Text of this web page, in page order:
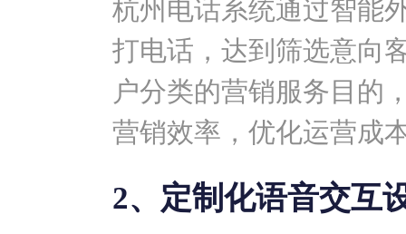
杭州电话系统通过智能
打电话，达到筛选意向
户分类的营销服务目的
营销效率，优化运营成
2、定制化语音交互